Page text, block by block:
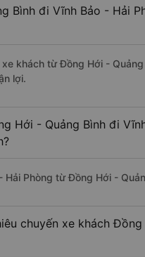
Bình đi Vĩnh Bảo - Hải
khách từ Đồng Hới -
lợi.
Hới - Quảng Bình đi
Phòng từ Đồng Hới -
chuyến xe khách